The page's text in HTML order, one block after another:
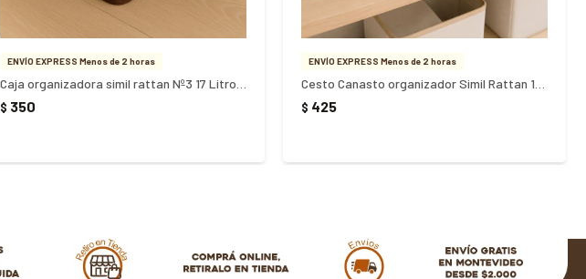
ENVÍO EXPRESS Menos de 2 horas
$ 350
ENVÍO EXPRESS Menos de 2 horas
$ 425